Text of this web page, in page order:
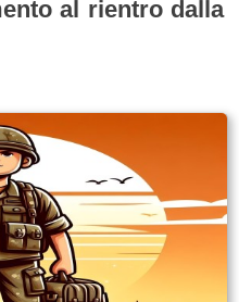
al rientro dalla